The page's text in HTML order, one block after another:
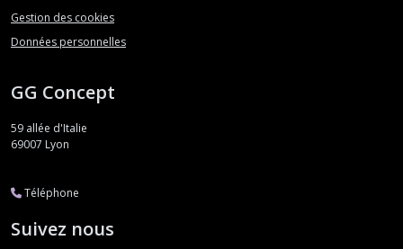
Gestion des cookies
Données personnelles
GG Concept
59 allée d'Italie
69007 Lyon
Téléphone
Suivez nous